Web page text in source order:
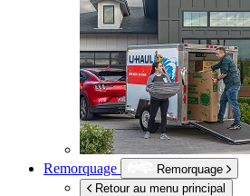
Remorquage
Remorquage
Retour au menu principal